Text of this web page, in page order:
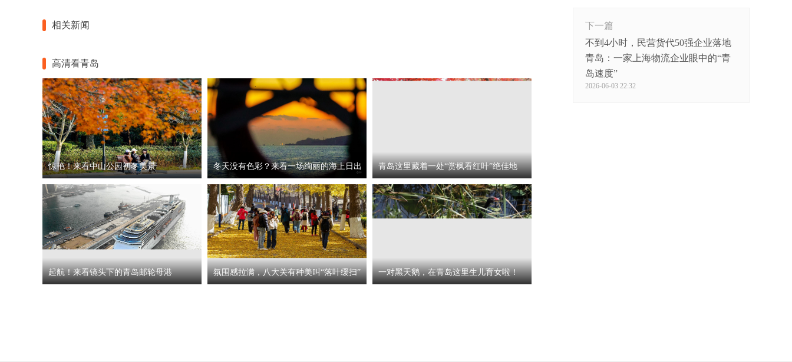
相关新闻
高清看青岛
惊艳！来看中山公园初冬美景 冬天没有色彩？来看一场绚丽的海上日出 青岛这里藏着一处“赏枫看红叶”绝佳地
起航！来看镜头下的青岛邮轮母港 氛围感拉满，八大关有种美叫“落叶缓扫” 一对黑天鹅，在青岛这里生儿育女啦！
下一篇
不到4小时，民营货代50强企业落地
青岛：一家上海物流企业眼中的“青
岛速度”
2026-06-03 22:32